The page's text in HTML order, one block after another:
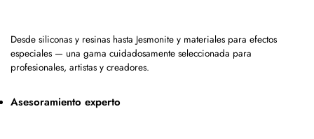
Desde siliconas y resinas hasta Jesmonite y materiales para efectos
especiales — una gama cuidadosamente seleccionada para
profesionales, artistas y creadores.
Asesoramiento experto